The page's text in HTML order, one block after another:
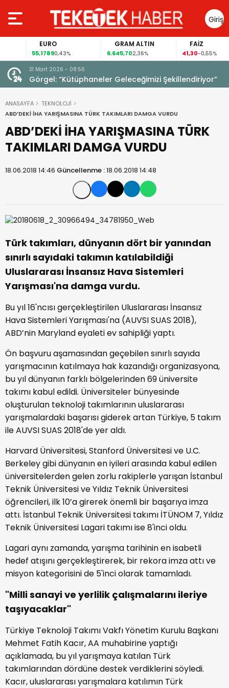
Giriş
Yap
EURO
55,17890,43%
GRAM ALTIN
6.645,702,36%
FAİZ
41,30-0,55%
31 Mart 2026 - 08:56
Görgel: “Kütüphaneler Geleceğimizi Şekillendiriyor”
ANASAYFA
TEKNOLOJİ
ABD’DEKİ İHA YARIŞMASINA TÜRK TAKIMLARI DAMGA VURDU
ABD’DEKİ İHA YARIŞMASINA TÜRK
TAKIMLARI DAMGA VURDU
18.06.2018 14:46 Güncellenme :18.06.2018 14:48
Türk takımları, dünyanın dört bir yanından
sınırlı sayıdaki takımın katılabildiği
Uluslararası İnsansız Hava Sistemleri
Yarışması'na damga vurdu.
Bu yıl 16'ncısı gerçekleştirilen Uluslararası İnsansız
Hava Sistemleri Yarışması'na (AUVSI SUAS 2018),
ABD’nin Maryland eyaleti ev sahipliği yaptı.
Ön başvuru aşamasından geçebilen sınırlı sayıda
yarışmacının katılmaya hak kazandığı organizasyona,
bu yıl dünyanın farklı bölgelerinden 69 üniversite
takımı kabul edildi. Üniversiteler bünyesinde
oluşturulan teknoloji takımlarının uluslararası
yarışmalardaki başarısı giderek artan Türkiye, 5 takım
ile AUVSI SUAS 2018'de yer aldı.
Harvard Üniversitesi, Stanford Üniversitesi ve U.C.
Berkeley gibi dünyanın en iyileri arasında kabul edilen
üniversitelerden gelen zorlu rakiplerle yarışan İstanbul
Teknik Üniversitesi ve Yıldız Teknik Üniversitesi
öğrencileri, ilk 10’a girerek önemli bir başarıya imza
attı. İstanbul Teknik Üniversitesi takımı İTÜNOM 7, Yıldız
Teknik Üniversitesi Lagari takımı ise 8'inci oldu.
Lagari aynı zamanda, yarışma tarihinin en isabetli
hedef atışını gerçekleştirerek, bir rekora imza attı ve
misyon kategorisini de 5'inci olarak tamamladı.
"Milli sanayi ve yerlilik çalışmalarını ileriye
taşıyacaklar"
Türkiye Teknoloji Takımı Vakfı Yönetim Kurulu Başkanı
Mehmet Fatih Kacır, AA muhabirine yaptığı
açıklamada, bu yıl yarışmaya katılan Türk
takımlarından dördüne destek verdiklerini söyledi.
Kacır, uluslararası yarışmalara katılımın Türk